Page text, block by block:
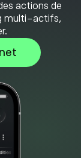
actions de
multi-actifs,